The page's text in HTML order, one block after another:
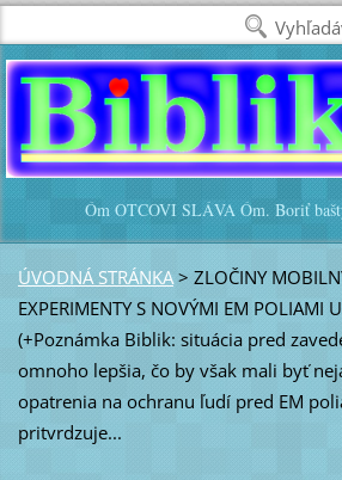
Óm OTCOVI SLÁVA Óm. Boriť
ÚVODNÁ STRÁNKA > ZLOČINY
EXPERIMENTY S NOVÝMI EM POLIAMI
(+Poznámka Biblik: situácia pred
omnoho lepšia, čo by však mali byť
opatrenia na ochranu ľudí pred EM
pritvrdzuje...